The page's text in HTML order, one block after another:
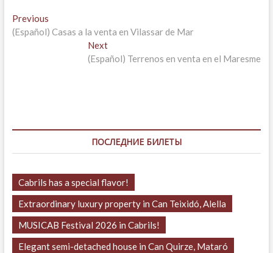
Навигация
по
PreviousPrevious
post:
(Español) Casas a la venta en Vilassar de Mar
NextNext
post:
(Español) Terrenos en venta en el Maresme
ПОСЛЕДНИЕ БИЛЕТЫ
Cabrils has a special flavor!
Extraordinary luxury property in Can Teixidó, Alella
MUSICAB Festival 2026 in Cabrils!
Elegant semi-detached house in Can Quirze, Mataró